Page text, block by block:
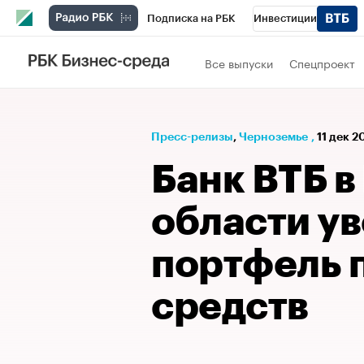
Подписка на РБК Инвестиции
РБК Вино
Проверка контрагентов Политика
Все выпуски Спецпроект
Пресс-релизы⁠, Черноземье , 11 дек
Банк ВТБ
области
портфель
средств